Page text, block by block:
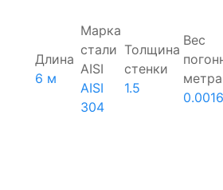
Длина
6 м
Марка
стали
AISI
AISI
304
Толщина
стенки
1.5
Вес
метра